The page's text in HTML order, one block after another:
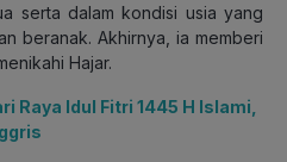
serta dalam kondisi usia yang
beranak. Akhirnya, ia memberi
Hajar.
Raya Idul Fitri 1445 H Islami,